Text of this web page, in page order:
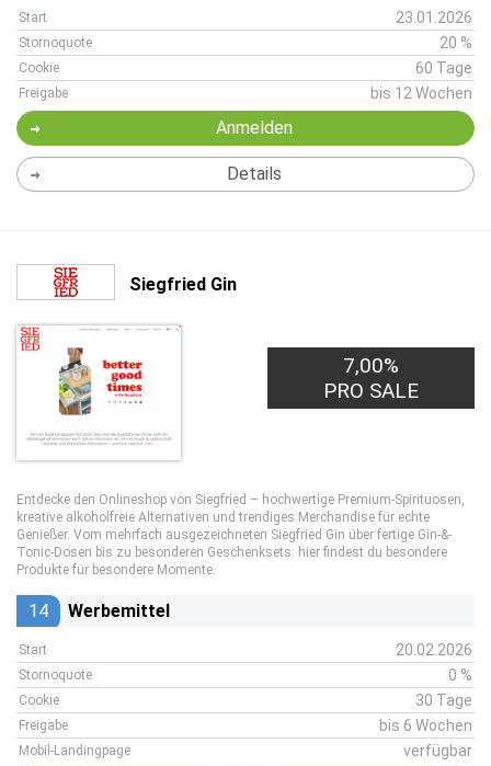
Start 23.01.2026
Stornoquote 20 %
Cookie 60 Tage
Freigabe bis 12 Wochen
Anmelden
Details
Siegfried Gin
7,00%
PRO SALE
Entdecke den Onlineshop von Siegfried – hochwertige Premium-Spirituosen,
kreative alkoholfreie Alternativen und trendiges Merchandise für echte
Genießer. Vom mehrfach ausgezeichneten Siegfried Gin über fertige Gin-&-
Tonic-Dosen bis zu besonderen Geschenksets: hier findest du besondere
Produkte für besondere Momente.
14 Werbemittel
Start 20.02.2026
Stornoquote 0 %
Cookie 30 Tage
Freigabe bis 6 Wochen
Mobil-Landingpage verfügbar